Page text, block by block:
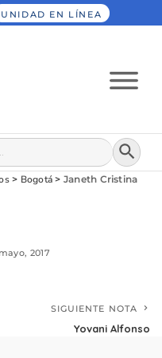
UNIDAD EN LÍNEA
Botón
> Bogotá > Janeth Cristina
2017
SIGUIENTE NOTA
Yovani Alfonso